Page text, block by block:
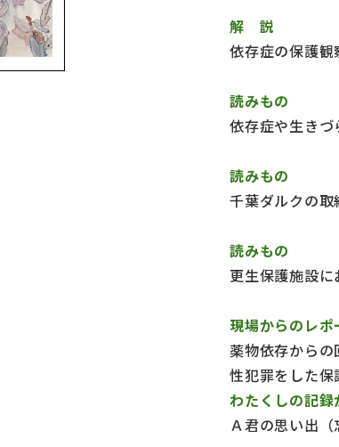
解 説
依存症の保護観
読みもの
依存症や生きづ
読みもの
千葉ダルクの
読みもの
更生保護施設
現場からのレポ
薬物依存から
性犯罪をした保
わたくしの記録
Ａ君の思い出